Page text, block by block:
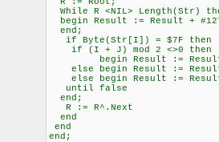
While R <NIL>
begin Result := Result +
end;
if Byte(Str[I]) = $7F
if (I + J) mod 2 <>0
begin Result := Result +
else begin Result := Result
else begin Result := Result
until false \\ Всё это
end;
R := R^.Next
end
end
end;